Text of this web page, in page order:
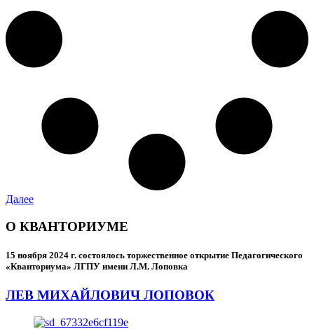
Далее
О КВАНТОРИУМЕ
15 ноября 2024 г. состоялось торжественное открытие Педагогического
«Кванториума» ЛГПУ имени Л.М. Лоповка
ЛЕВ МИХАЙЛОВИЧ ЛОПОВОК